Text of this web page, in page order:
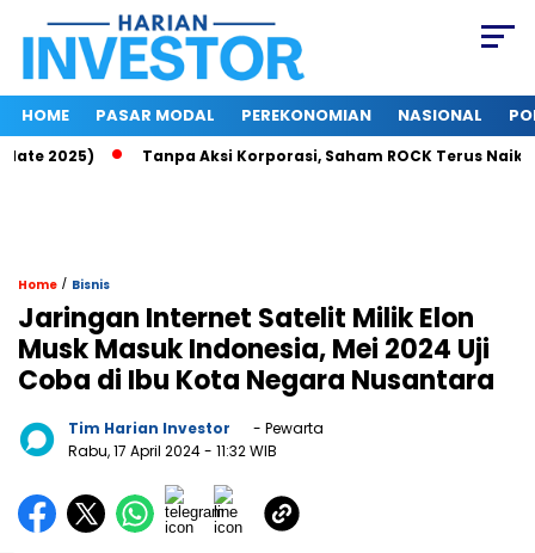
HOME PASAR MODAL PEREKONOMIAN NASIONAL
2025) Tanpa Aksi Korporasi, Saham ROCK Terus Naik,
Home / Bisnis
Jaringan Internet Satelit Milik Elon
Musk Masuk Indonesia, Mei 2024 Uji
Coba di Ibu Kota Negara Nusantara
Tim Harian Investor
- Pewarta
Rabu, 17 April 2024- 11:32 WIB